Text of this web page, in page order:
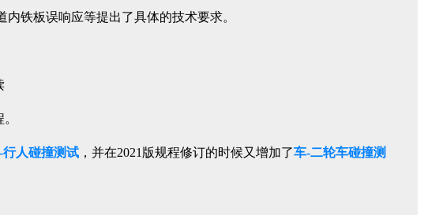
内铁板误响应等提出了具体的技术要求。
行人碰撞测试 ，并在2021版规程修订的时候又增加了车-二轮车碰撞测